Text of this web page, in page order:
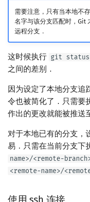
需要注意，只有当本地不
名字与该分支匹配时，Git
远程分支．
这时候执行 git status
之间的差别．
因为设定了本地分支追
令也被简化了．只需要
作出的更改就能被推送
对于本地已有的分支，
易．只需在当前分支下
name>/<remote-
<remote-name>/
使用 ssh 连接